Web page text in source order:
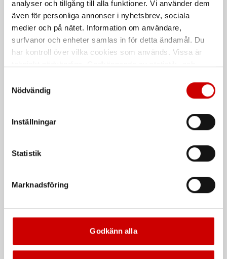
analyser och tillgång till alla funktioner. Vi använder dem
även för personliga annonser i nyhetsbrev, sociala
medier och på nätet. Information om användare,
surfvanor och enheter samlas in för detta ändamål. Du
har kontroll över vilka cookies som används. Vissa är
länder utanför EU med olika dataskyddsnormer. Genom
att godkänna samtycker du till sådana överföringar. Läs
Nödvändig
Inställningar
Statistik
Marknadsföring
Godkänn alla
65% polyester, 35% bomull, twill,
Varselbyxa 1820 softshell
92% polyester, 8% elastan, 3-lagers
softshell, vattentät 10000 mm,
vindtät, andasfunktion Ret 20,0,
Kampanj